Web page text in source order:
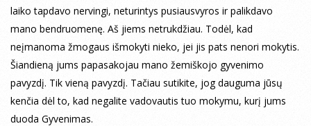
laiko tapdavo nervingi, neturintys pusiausvyros ir palikdavo
mano bendruomenę. Aš jiems netrukdžiau. Todėl, kad
neįmanoma žmogaus išmokyti nieko, jei jis pats nenori mokytis.
Šiandieną jums papasakojau mano žemiškojo gyvenimo
pavyzdį. Tik vieną pavyzdį. Tačiau sutikite, jog dauguma jūsų
kenčia dėl to, kad negalite vadovautis tuo mokymu, kurį jums
duoda Gyvenimas.